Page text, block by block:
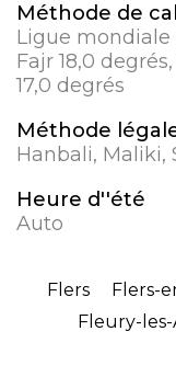
Méthode de
Ligue
Fajr 18,0
17,0 degrés
Méthode
Hanbali, Maliki,
Heure d''été
Auto
Flers Flers-
Fleury-les-